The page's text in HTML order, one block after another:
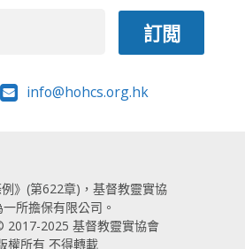
info@hohcs.org.hk
》(第622章)，基督教靈實協
一所擔保有限公司。
2017-2025 基督教靈實協會
權所有 不得轉載